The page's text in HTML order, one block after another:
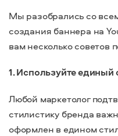
Мы разобрались со
создания баннера на
вам несколько советов
1. Используйте единый
Любой маркетолог
стилистику бренда
оформлен в едином